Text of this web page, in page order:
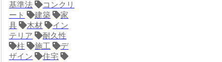
基準法
コンクリ
ート
建築
家
具
木材
イン
テリア
耐久性
柱
施工
デ
ザイン
住宅